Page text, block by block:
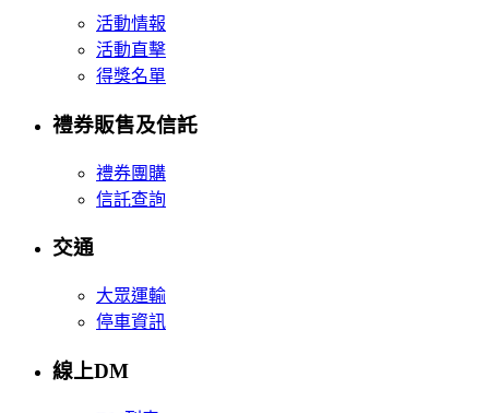
活動情報
活動直擊
得獎名單
禮券販售及信託
禮券團購
信託查詢
交通
大眾運輸
停車資訊
線上DM